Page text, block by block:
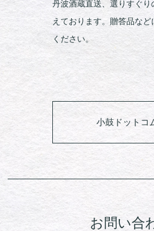
丹波酒蔵直送、選りすぐり
えております。贈答品など
ください。
小鼓ドットコ
お問い合